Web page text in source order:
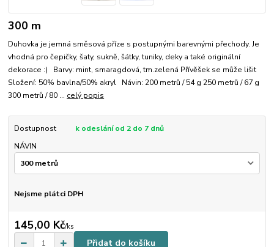
300 m
Duhovka je jemná směsová příze s postupnými barevnými přechody. Je
vhodná pro čepičky, šaty, sukně, šátky, tuniky, deky a také originální
dekorace :) Barvy: mint, smaragdová, tm.zelená Přívěšek se může lišit
Složení: 50% bavlna/50% akryl Návin: 200 metrů / 54 g 250 metrů / 67 g
300 metrů / 80 ... celý popis
Dostupnost
k odeslání od 2 do 7 dnů
NÁVIN
Nejsme plátci DPH
145,00 Kč/ks
Přidat do košíku